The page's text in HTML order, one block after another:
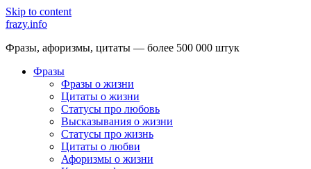
Skip to content
frazy.info
Фразы, афоризмы, цитаты — более 500 000 штук
Фразы
Фразы о жизни
Цитаты о жизни
Статусы про любовь
Высказывания о жизни
Статусы про жизнь
Цитаты о любви
Афоризмы о жизни